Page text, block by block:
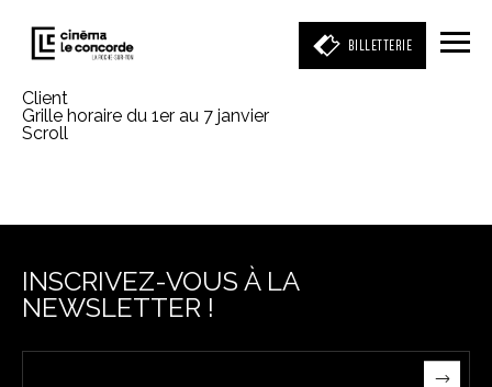
BILLETTERIE
Client
Grille horaire du 1er au 7 janvier
Scroll
INSCRIVEZ-VOUS À LA
NEWSLETTER !